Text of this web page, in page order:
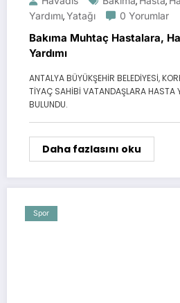
Yardımı,Yatağı 0 Yorumlar
Bakıma Muhtaç Hastalara,
Yardımı
ANTALYA BÜYÜKŞEHİR BELEDİYESİ,
TİYAÇ SAHİBİ VATANDAŞLARA HASTA
BULUNDU.
Daha fazlasını oku
Spor